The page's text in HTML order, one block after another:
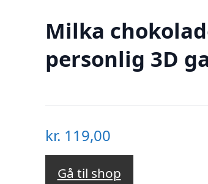
Milka
personlig 3D
kr. 119,00
Gå til shop